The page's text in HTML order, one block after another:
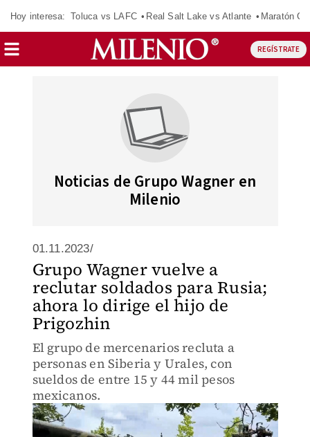
Hoy interesa: Toluca vs LAFC Real Salt Lake vs Atlante Maratón
REGÍSTRATE
Noticias de Grupo Wagner en
Milenio
01.11.2023/
Grupo Wagner vuelve a
reclutar soldados para Rusia;
ahora lo dirige el hijo de
Prigozhin
El grupo de mercenarios recluta a
personas en Siberia y Urales, con
sueldos de entre 15 y 44 mil pesos
mexicanos.